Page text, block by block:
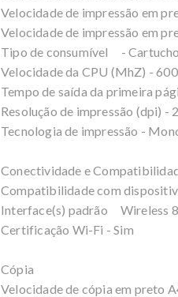
Velocidade de impressão em
Velocidade de impressão em
Tipo de consumível -
Velocidade da CPU (MhZ) - 600
Tempo de saída da primeira
Resolução de impressão (dpi) -
Tecnologia de impressão -
Conectividade e
Compatibilidade com
Interface(s) padrão Wireless
Certificação Wi-Fi - Sim
Cópia
Velocidade de cópia em preto